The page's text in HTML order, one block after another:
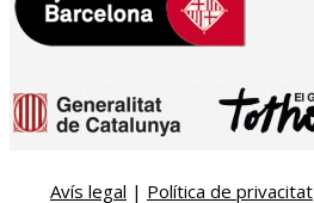
Avís legal | Política de privacitat